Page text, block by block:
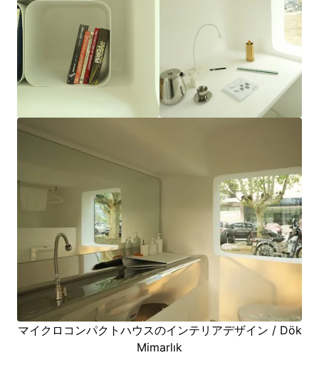
マイクロコンパクトハウスのインテリアデザイン / Dök
Mimarlık